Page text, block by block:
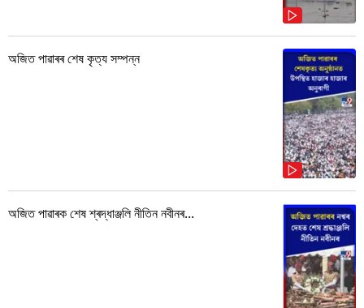
অজিত পাৱাৰৰ শেষ কৃত্য সম্পন্ন
অজিত পাৱাৰক শেষ শ্ৰদ্ধাঞ্জলি নীতিন নবীনৰ...